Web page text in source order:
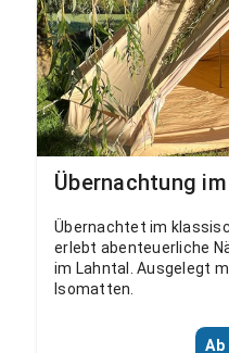
Übernachtet im
erlebt abenteuerliche
im Lahntal. Ausgelegt
Isomatten.